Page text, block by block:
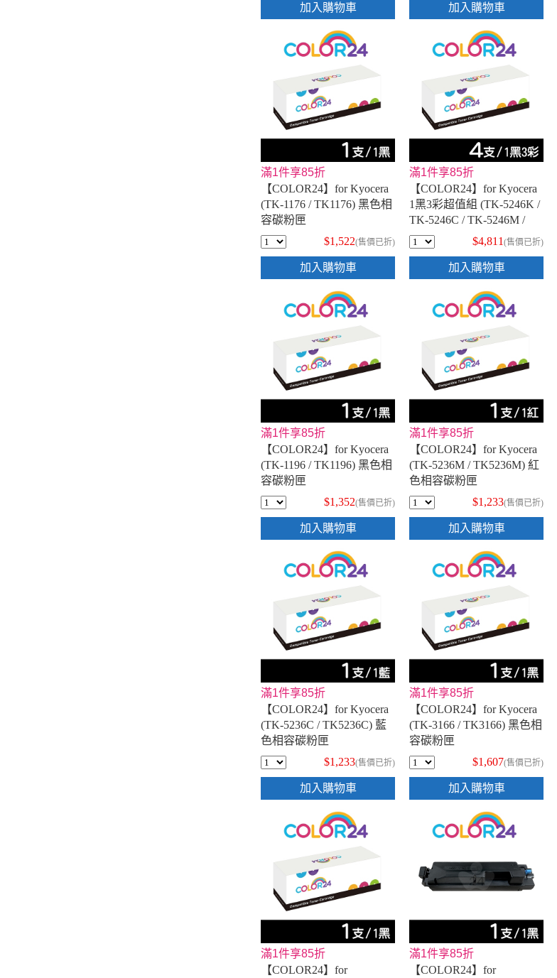
加入購物車 加入購物車
滿1件享85折
【COLOR24】for Kyocera
(TK-1176 / TK1176) 黑色相
容碳粉匣
$1,522(售價已折)
加入購物車
滿1件享85折
【COLOR24】for Kyocera
1黑3彩超值組 (TK-5246K /
TK-5246C / TK-5246M /
TK-5246Y) 相容碳粉匣
$4,811(售價已折)
加入購物車
滿1件享85折
【COLOR24】for Kyocera
(TK-1196 / TK1196) 黑色相
容碳粉匣
$1,352(售價已折)
加入購物車
滿1件享85折
【COLOR24】for Kyocera
(TK-5236M / TK5236M) 紅
色相容碳粉匣
$1,233(售價已折)
加入購物車
滿1件享85折
【COLOR24】for Kyocera
(TK-5236C / TK5236C) 藍
色相容碳粉匣
$1,233(售價已折)
加入購物車
滿1件享85折
【COLOR24】for Kyocera
(TK-3166 / TK3166) 黑色相
容碳粉匣
$1,607(售價已折)
加入購物車
滿1件享85折
【COLOR24】for
滿1件享85折
【COLOR24】for